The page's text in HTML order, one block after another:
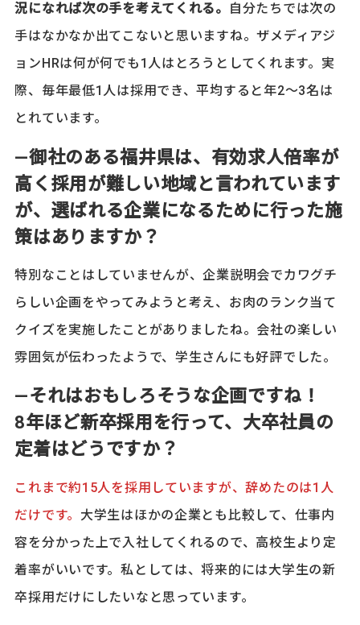
況になれば次の手を考えてくれる。
自分たちでは次の
手はなかなか出てこないと思いますね。ザメディアジ
ョンHRは何が何でも1人はとろうとしてくれます。実
際、毎年最低1人は採用でき、平均すると年2～3名は
とれています。
―御社のある福井県は、有効求人倍率が
高く採用が難しい地域と言われています
が、選ばれる企業になるために行った施
策はありますか？
特別なことはしていませんが、企業説明会でカワグチ
らしい企画をやってみようと考え、お肉のランク当て
クイズを実施したことがありましたね。会社の楽しい
雰囲気が伝わったようで、学生さんにも好評でした。
―それはおもしろそうな企画ですね！
8年ほど新卒採用を行って、大卒社員の
定着はどうですか？
これまで約15人を採用していますが、辞めたのは1人
だけです。 大学生はほかの企業とも比較して、仕事内
容を分かった上で入社してくれるので、高校生より定
着率がいいです。私としては、将来的には大学生の新
卒採用だけにしたいなと思っています。